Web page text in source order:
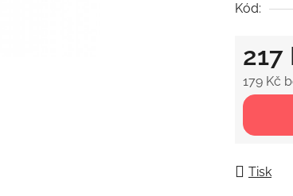
5
Kód:
217
179 Kč
Měrná
Tisk